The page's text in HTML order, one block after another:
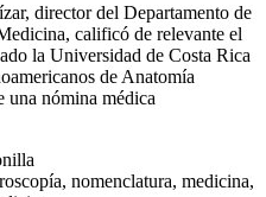
director del Departamento de
calificó de relevante el
la Universidad de Costa Rica
de Anatomía
nómina médica
nomenclatura, medicina,